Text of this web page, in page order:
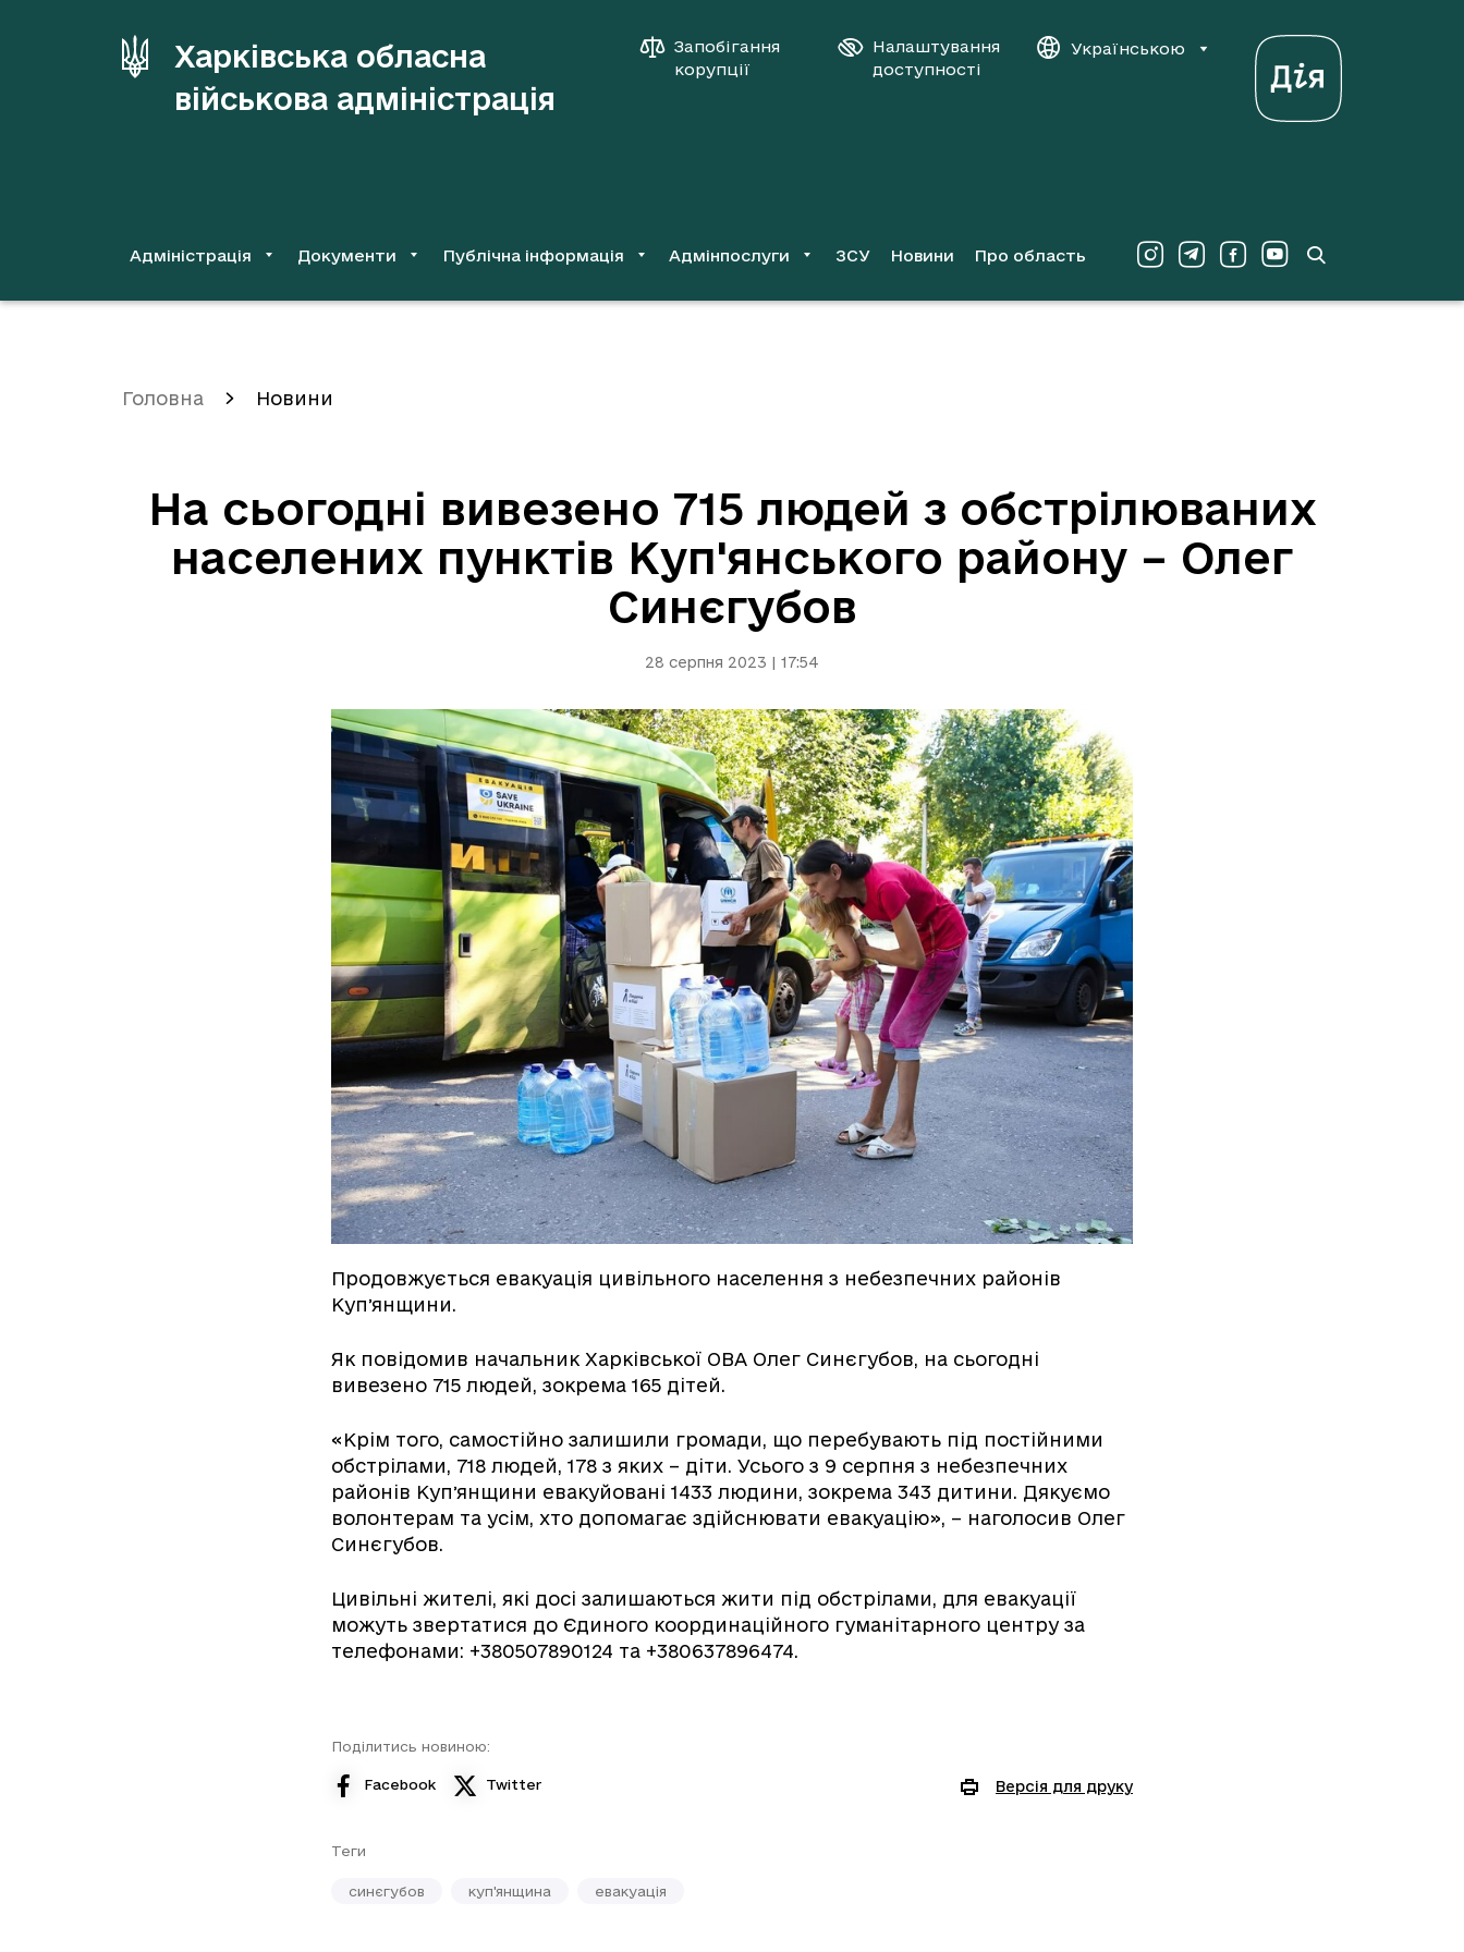
Харківська обласна
військова адміністрація
Запобігання
корупції
Налаштування
доступності
Українською
Адміністрація Документи Публічна інформація Адмінпослуги ЗСУ Новини Про область
Головна Новини
На сьогодні вивезено 715 людей з обстрілюваних
населених пунктів Куп'янського району – Олег
Синєгубов
28 серпня 2023 | 17:54
Продовжується евакуація цивільного населення з небезпечних районів
Купʼянщини.
Як повідомив начальник Харківської ОВА Олег Синєгубов, на сьогодні
вивезено 715 людей, зокрема 165 дітей.
«Крім того, самостійно залишили громади, що перебувають під постійними
обстрілами, 718 людей, 178 з яких – діти. Усього з 9 серпня з небезпечних
районів Купʼянщини евакуйовані 1433 людини, зокрема 343 дитини. Дякуємо
волонтерам та усім, хто допомагає здійснювати евакуацію», – наголосив Олег
Синєгубов.
Цивільні жителі, які досі залишаються жити під обстрілами, для евакуації
можуть звертатися до Єдиного координаційного гуманітарного центру за
телефонами: +380507890124 та +380637896474.
Поділитись новиною:
Facebook Twitter Версія для друку
Теги
синєгубов куп'янщина евакуація